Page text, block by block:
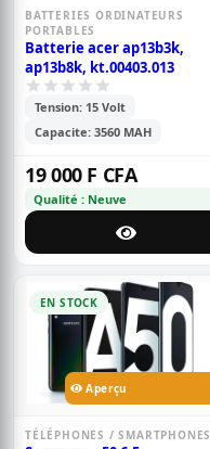
BATTERIES ORDINATEURS
PORTABLES
Batterie acer ap13b3k,
ap13b8k, kt.00403.013
Tension: 15 Volt
Capacite: 3560 MAH
19 000 F CFA
Qualité : Neuve
EN STOCK
Aperçu
TÉLÉPHONES / SMARTPHONES